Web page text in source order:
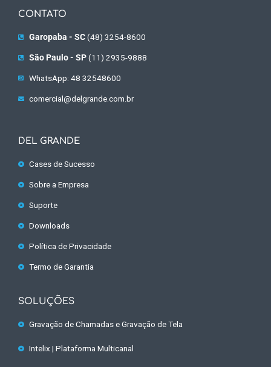
CONTATO
Garopaba - SC(48) 3254-8600
São Paulo - SP(11) 2935-9888
WhatsApp: 48 32548600
comercial@delgrande.com.br
DEL GRANDE
Cases de Sucesso
Sobre a Empresa
Suporte
Downloads
Política de Privacidade
Termo de Garantia
SOLUÇÕES
Gravação de Chamadas e Gravação de Tela
Intelix | Plataforma Multicanal